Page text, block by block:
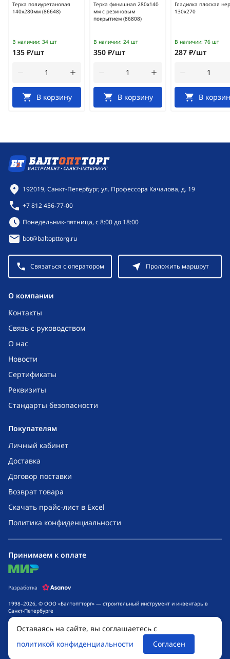
Терка полиуретановая
140х280мм (86648)
В наличии: 34 шт
135 ₽/шт
В корзину
Терка финишная 280х140
мм с резиновым
покрытием (86808)
В наличии: 24 шт
350 ₽/шт
В корзину
Гладилка плоская
130х270
В наличии: 76 шт
287 ₽/шт
В
O компании
Контакты
Связь с руководством
О нас
Новости
Сертификаты
Реквизиты
Стандарты безопасности
Покупателям
Личный кабинет
Доставка
Договор поставки
Возврат товара
Скачать прайс-лист в Excel
Политика конфиденциальности
Контактная информация
192019, Санкт-Петербург, ул. Профессора Качалова, д. 19
+7 812 456-77-00
Режим работы:
Понедельник-пятница, с 8:00 до 18:00
bot@baltopttorg.ru
Связаться с оператором Проложить маршрут
1998–2026, © ООО «Балтоптторг» — строительный инструмент и инвентарь в
Санкт-Петербурге
Обращаем ваше внимание на то, что данный интернет-сайт носит исключительно
информационный характер и ни при каких условиях не является публичной
офертой, определяемой положениями ч. 2 ст. 437 Гражданского кодекса
Российской Федерации. Для получения подробной информации о стоимости
товаров и сроках выполнения услуг, обращайтесь к менеджерам компании.
Принимаем к оплате
mir
Разработка
Оставаясь на сайте, вы соглашаетесь с
политикой конфиденциальности
Согласен